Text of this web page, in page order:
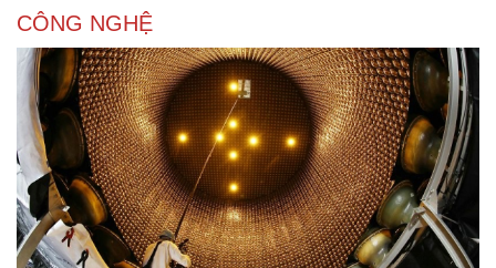
CÔNG NGHỆ